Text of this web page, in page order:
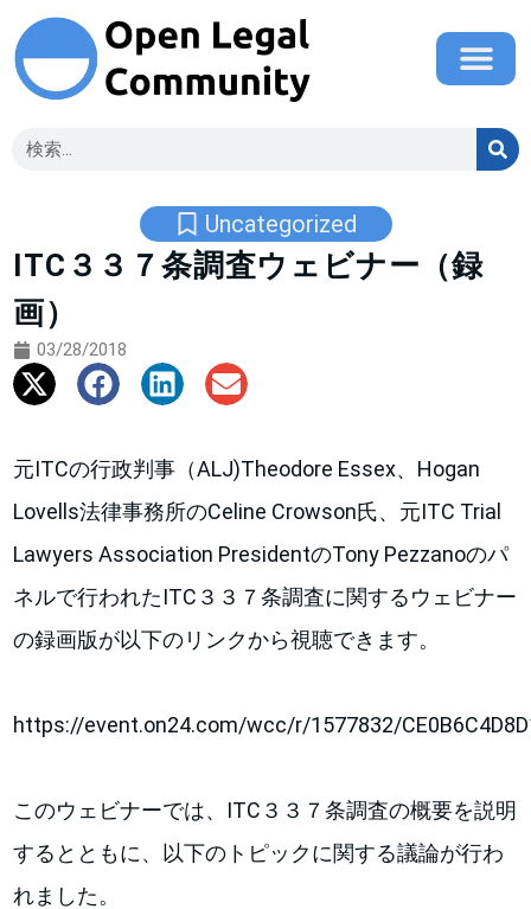
Uncategorized
ITC３３７条調査ウェビナー（録
画）
03/28/2018
元ITCの行政判事（ALJ)Theodore Essex、Hogan
Lovells法律事務所のCeline Crowson氏、元ITC Trial
Lawyers Association PresidentのTony Pezzanoのパ
ネルで行われたITC３３７条調査に関するウェビナー
の録画版が以下のリンクから視聴できます。
https://event.on24.com/wcc/r/1577832/
このウェビナーでは、ITC３３７条調査の概要を説明
するとともに、以下のトピックに関する議論が行わ
れました。